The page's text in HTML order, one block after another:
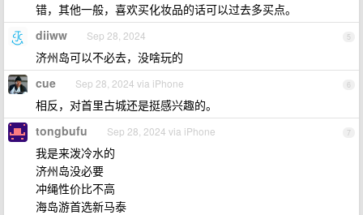
错，其他一般，喜欢买化妆品的话可以过去多买点。
5
diiww Sep 28, 2024
济州岛可以不必去，没啥玩的
6
cue Sep 28, 2024 via iPhone
相反，对首里古城还是挺感兴趣的。
7
tongbufu Sep 28, 2024 via iPhone
我是来泼冷水的
济州岛没必要
冲绳性价比不高
海岛游首选新马泰